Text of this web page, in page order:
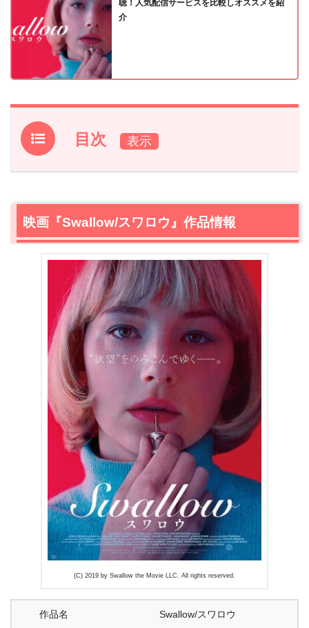
聴！人気配信サービスを比較しオススメを紹
介
目次
1.映画『Swallow/スワロウ』作品情報
2.1孤独を募らせるハンター
2.2エスカレートするハンターのスワロウ
呑み込む行為
束縛と解放
ハンターの選んだ未来
【ネタバレ】映画『Swallow/スワロウ』感想・考察
3.1 異食の快感
3.2 家父長制・セックス・父親コンプレックス
3.3エンドロールで長回しされる女子トイレ
アメリカの中絶禁止問題
映画『Swallow/スワロウ』あらすじ・ネタバレ感想まと
映画『Swallow/スワロウ』作品情報
(C) 2019 by Swallow the Movie LLC. All rights reserved.
作品名 Swallow/スワロウ